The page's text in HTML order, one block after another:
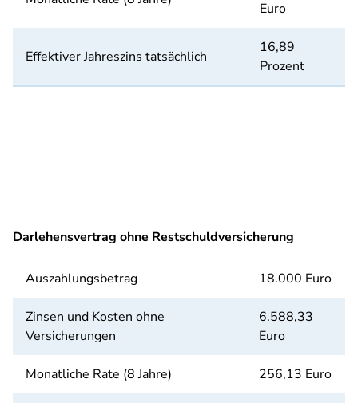
Euro
Effektiver Jahreszins tatsächlich
16,89
Prozent
Darlehensvertrag ohne Restschuldversicherung
Auszahlungsbetrag 18.000 Euro
Zinsen und Kosten ohne
Versicherungen
6.588,33
Euro
Monatliche Rate (8 Jahre) 256,13 Euro